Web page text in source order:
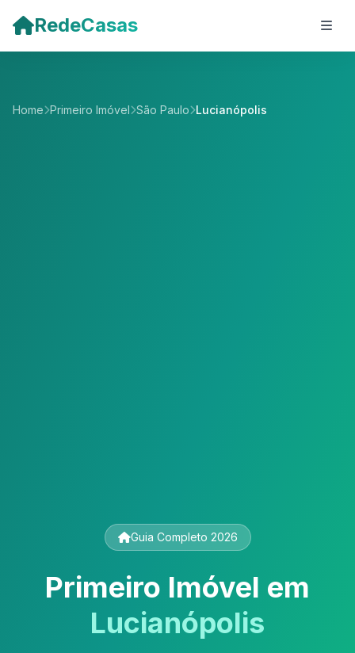
RedeCasas
Home Primeiro Imóvel São Paulo Lucianópolis
Guia Completo 2026
Primeiro Imóvel em
Lucianópolis